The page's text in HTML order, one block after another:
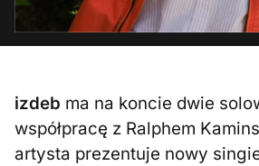
izdeb ma na koncie dwie
współpracę z Ralphem
artysta prezentuje nowy